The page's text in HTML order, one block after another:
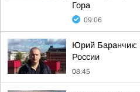
Гора
09:06
Юрий Баранчик:
России
08:45